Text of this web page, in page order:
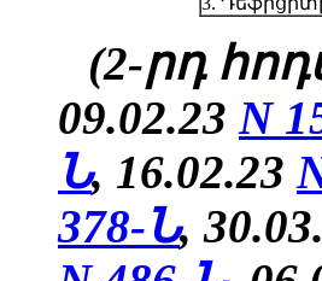
(2-րդ
09.02.23 N
Ն, 16.02.23
378-Ն,